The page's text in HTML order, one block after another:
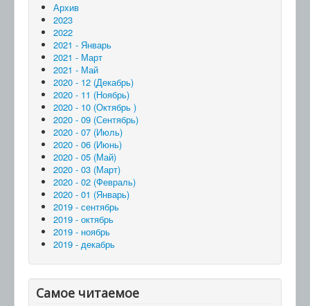
Архив
2023
2022
2021 - Январь
2021 - Март
2021 - Май
2020 - 12 (Декабрь)
2020 - 11 (Ноябрь)
2020 - 10 (Октябрь )
2020 - 09 (Сентябрь)
2020 - 07 (Июль)
2020 - 06 (Июнь)
2020 - 05 (Май)
2020 - 03 (Март)
2020 - 02 (Февраль)
2020 - 01 (Январь)
2019 - сентябрь
2019 - октябрь
2019 - ноябрь
2019 - декабрь
Самое читаемое